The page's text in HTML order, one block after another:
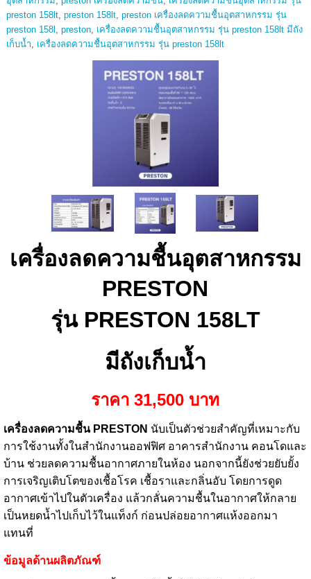
preston 158lt, preston 158lt, preston เครื่องลดความชื้นอุตสาหกรรม รุ่น
preston 158l , preston, เครื่องลดความชื้นอุตสาหกรรม รุ่น preston 158lt มีถัง
เก็บน้ำ, เครื่องลดความชื้นอุตสาหกรรม รุ่น preston 158lt
เครื่องลดความชื้นอุตสาหกรรม
PRESTON
รุ่น PRESTON 158LT
มีถังเก็บน้ำ
ราคา 31,500 บาท
เครื่องลดความชื้น PRESTON นับเป็นตัวช่วยสำคัญที่เหมาะกับ
การใช้งานทั้งในสำนักงานออฟฟิศ อาคารสำนักงาน คอนโดและ
บ้าน ช่วยลดความชื้นอากาศภายในห้อง นอกจากนี้ยังช่วยยับยั้ง
การเจริญเติบโตของเชื้อโรค เชื้อราและกลิ่นอับ โดยการดูด
อากาศเข้าไปในตัวเครื่อง แล้วกลั่นความชื้นในอากาศให้กลาย
เป็นหยดน้ำไปเก็บไว้ในแท็งก์ ก่อนปล่อยอากาศแห้งออกมา
แทนที่
ข้อมูลด้านผลิตภัณฑ์